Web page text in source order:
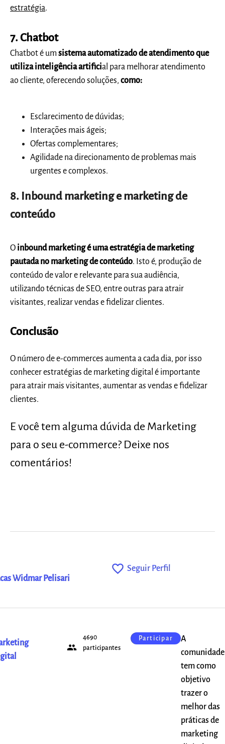
estratégia.
7. Chatbot
Chatbot é umsistema automatizado de atendimento que
utiliza inteligência artificial para melhorar atendimento
ao cliente, oferecendo soluções, como:
Esclarecimento de dúvidas;
Interações mais ágeis;
Ofertas complementares;
Agilidade na direcionamento de problemas mais
urgentes e complexos.
8. Inbound marketing e marketing de
conteúdo
O inbound marketing é uma estratégia de marketing
pautada no marketing de conteúdo. Isto é, produção de
conteúdo de valor e relevante para sua audiência,
utilizando técnicas de SEO, entre outras para atrair
visitantes, realizar vendas e fidelizar clientes.
Conclusão
O número de e-commerces aumenta a cada dia, por isso
conhecer estratégias de marketing digital é importante
para atrair mais visitantes, aumentar as vendas e fidelizar
clientes.
E você tem alguma dúvida de Marketing
para o seu e-commerce? Deixe nos
comentários!
Widmar Pelisari
favorite_outline Seguir Perfil
people
4690
participantes
Participar
A
comunidade
tem como
objetivo
trazer o
melhor das
práticas de
marketing